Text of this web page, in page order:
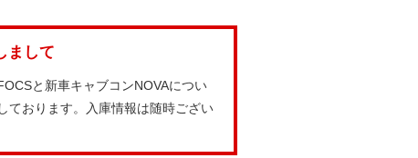
まして
と新車キャブコンNOVAについ
ております。入庫情報は随時ござい